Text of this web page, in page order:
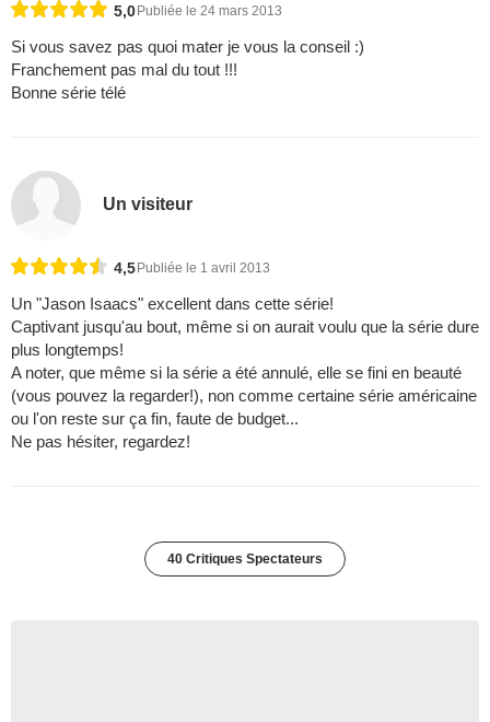
5,0 Publiée le 24 mars 2013
Si vous savez pas quoi mater je vous la conseil :)
Franchement pas mal du tout !!!
Bonne série télé
Un visiteur
4,5 Publiée le 1 avril 2013
Un "Jason Isaacs" excellent dans cette série!
Captivant jusqu'au bout, même si on aurait voulu que la série dure
plus longtemps!
A noter, que même si la série a été annulé, elle se fini en beauté
(vous pouvez la regarder!), non comme certaine série américaine
ou l'on reste sur ça fin, faute de budget...
Ne pas hésiter, regardez!
40 Critiques Spectateurs